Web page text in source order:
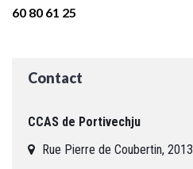
60 80 61 25
Contact
CCAS de Portivechju
Rue Pierre de Coubertin,